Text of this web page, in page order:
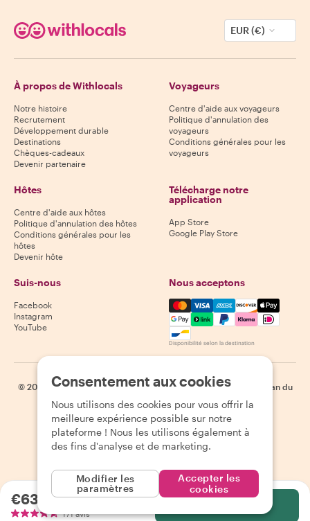
€63.42par personne
171 avis
EUR (€)
À propos de Withlocals
Notre histoire
Recrutement
Développement durable
Destinations
Chèques-cadeaux
Devenir partenaire
Voyageurs
Centre d'aide aux voyageurs
Politique d'annulation des
voyageurs
Conditions générales pour les
voyageurs
Hôtes
Centre d'aide aux hôtes
Politique d'annulation des hôtes
Conditions générales pour les
hôtes
Devenir hôte
Télécharge notre
application
App Store
Google Play Store
Suis-nous
Facebook
Instagram
YouTube
Nous acceptons
Mastercard, Visa, Amex,
Disponibilité selon la destination
© 2026 Withlocals.com | Politique de confidentialité | Cookies
Plan du
site
Consentement aux cookies
Nous utilisons des cookies pour vous offrir la
meilleure expérience possible sur notre
plateforme ! Nous les utilisons également à
des fins d'analyse et de marketing.
Modifier les
paramètres
Accepter les
cookies